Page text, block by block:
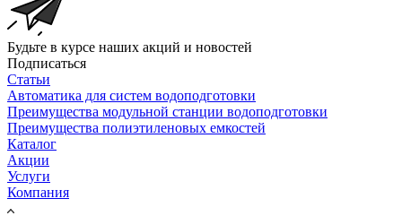
Будьте в курсе наших акций и новостей
Подписаться
Статьи
Автоматика для систем водоподготовки
Преимущества модульной станции водоподготовки
Преимущества полиэтиленовых емкостей
Каталог
Акции
Услуги
Компания